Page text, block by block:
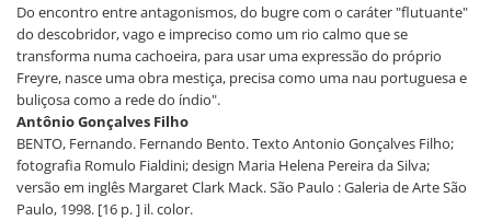
Do encontro entre antagonismos, do bugre com o caráter "flutuante"
do descobridor, vago e impreciso como um rio calmo que se
transforma numa cachoeira, para usar uma expressão do próprio
Freyre, nasce uma obra mestiça, precisa como uma nau portuguesa e
buliçosa como a rede do índio".
Antônio Gonçalves Filho
BENTO, Fernando. Fernando Bento. Texto Antonio Gonçalves Filho;
fotografia Romulo Fialdini; design Maria Helena Pereira da Silva;
versão em inglês Margaret Clark Mack. São Paulo : Galeria de Arte São
Paulo, 1998. [16 p. ] il. color.